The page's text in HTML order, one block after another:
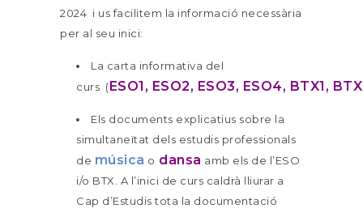
2024 i us facilitem la informació necessària
per al seu inici:
La carta informativa del
curs (ESO1 , ESO2, ESO3, ESO4, BTX1 ,
Els documents explicatius sobre la
simultaneïtat dels estudis professionals
de música o dansa amb els de l’ESO
i/o BTX. A l’inici de curs caldrà lliurar a
Cap d’Estudis tota la documentació